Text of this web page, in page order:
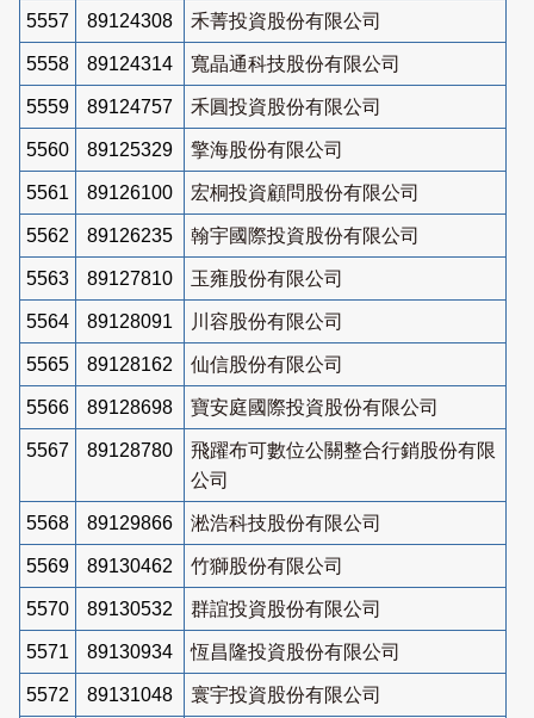
5557 89124308 禾菁投資股份有限公司
5558 89124314 寬晶通科技股份有限公司
5559 89124757 禾圓投資股份有限公司
5560 89125329 擎海股份有限公司
5561 89126100 宏桐投資顧問股份有限公司
5562 89126235 翰宇國際投資股份有限公司
5563 89127810 玉雍股份有限公司
5564 89128091 川容股份有限公司
5565 89128162 仙信股份有限公司
5566 89128698 寶安庭國際投資股份有限公司
5567 89128780
飛躍布可數位公關整合行銷股份有限
公司
5568 89129866 淞浩科技股份有限公司
5569 89130462 竹獅股份有限公司
5570 89130532 群誼投資股份有限公司
5571 89130934 恆昌隆投資股份有限公司
5572 89131048 寰宇投資股份有限公司